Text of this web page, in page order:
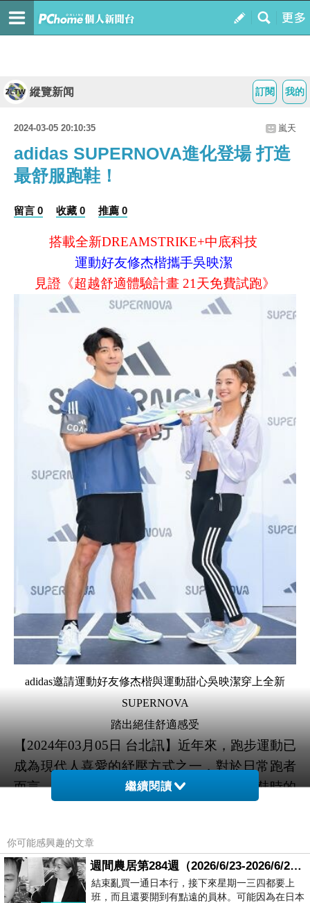
我的
訂閱
縱覽新闻
2024-03-05 20:10:35 嵐天
adidas SUPERNOVA進化登場 打造
最舒服跑鞋！
留言 0 收藏 0 推薦 0
搭載全新DREAMSTRIKE+中底科技
運動好友修杰楷攜手吳映潔
見證《超越舒適體驗計畫 21天免費試跑》
adidas邀請運動好友修杰楷與運動甜心吳映潔穿上全新
SUPERNOVA
踏出絕佳舒適感受
【2024年03月05日 台北訊】近年來，跑步運動已
成為現代人喜愛的紓壓方式之一，對於日常跑者
而言，舒適性和專業性無疑是他們挑選跑鞋時的
DREAMSTRIKE+泡棉中底，打造SUPERNOVA
RISE及SUPERNOVA STRIDE兩大鞋款，為跑者
帶來極致舒適的跑步體驗。adidas更邀請運動好
繼續閱讀
你可能感興趣的文章
週間農居第284週（2026/6/23-2026/6/24) 夏至 金黃稻浪洋溢豐收喜悅
結束亂買一通日本行，接下來星期一三四都要上
班，而且還要開到有點遠的員林。可能因為在日本